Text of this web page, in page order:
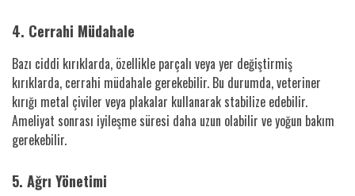
4. Cerrahi Müdahale
Bazı ciddi kırıklarda, özellikle parçalı veya yer değiştirmiş
kırıklarda, cerrahi müdahale gerekebilir. Bu durumda, veteriner
kırığı metal çiviler veya plakalar kullanarak stabilize edebilir.
Ameliyat sonrası iyileşme süresi daha uzun olabilir ve yoğun bakım
gerekebilir.
5. Ağrı Yönetimi